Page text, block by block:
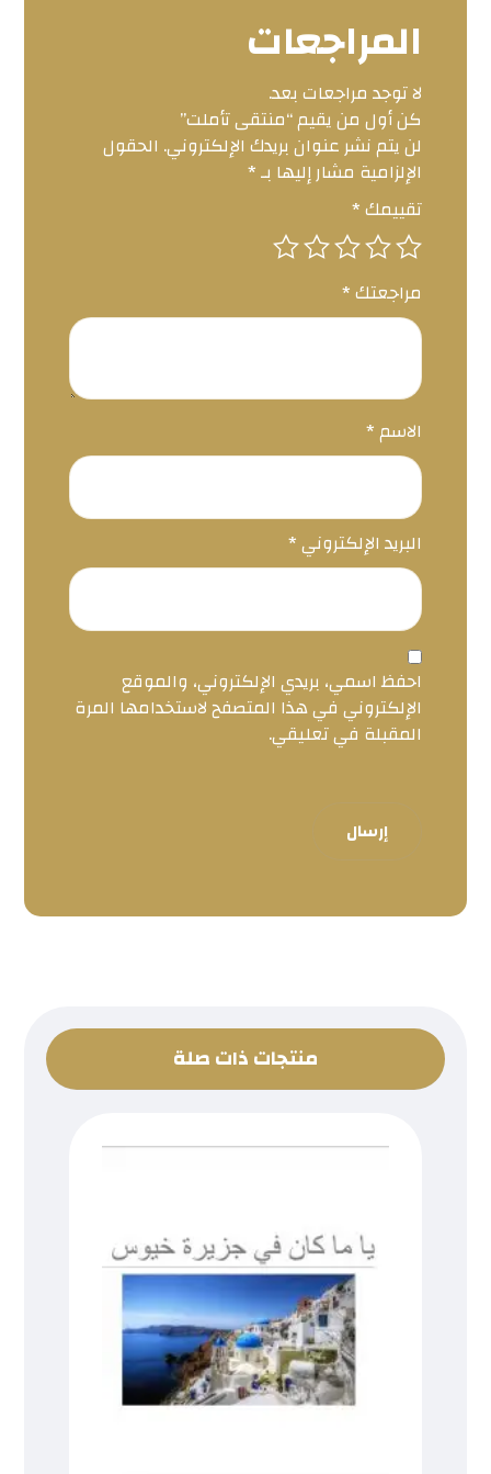
المراجعات
لا توجد مراجعات بعد.
كن أول من يقيم “منتقى تأملت”
لن يتم نشر عنوان بريدك الإلكتروني. الحقول
الإلزامية مشار إليها بـ*
تقييمك*
مراجعتك*
الاسم*
البريد الإلكتروني*
احفظ اسمي، بريدي الإلكتروني، والموقع
الإلكتروني في هذا المتصفح لاستخدامها المرة
المقبلة في تعليقي.
إرسال
منتجات ذات صلة